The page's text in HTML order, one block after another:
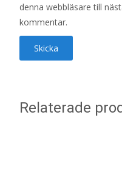
denna webbläsare till
kommentar.
Relaterade